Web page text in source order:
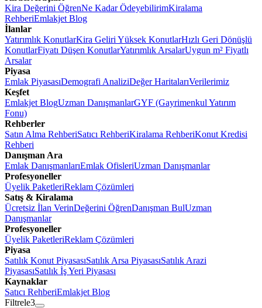
Kira Değerini ÖğrenNe Kadar ÖdeyebilirimKiralama
RehberiEmlakjet Blog
İlanlar
Yatırımlık KonutlarKira Geliri Yüksek KonutlarHızlı Geri Dönüşlü
KonutlarFiyatı Düşen KonutlarYatırımlık ArsalarUygun m² Fiyatlı
Arsalar
Piyasa
Emlak PiyasasıDemografi AnaliziDeğer HaritalarıVerilerimiz
Keşfet
Emlakjet BlogUzman DanışmanlarGYF (Gayrimenkul Yatırım
Fonu)
Rehberler
Satın Alma RehberiSatıcı RehberiKiralama RehberiKonut Kredisi
Rehberi
Danışman Ara
Emlak DanışmanlarıEmlak OfisleriUzman Danışmanlar
Profesyoneller
Üyelik PaketleriReklam Çözümleri
Satış & Kiralama
Ücretsiz İlan VerinDeğerini ÖğrenDanışman BulUzman
Danışmanlar
Profesyoneller
Üyelik PaketleriReklam Çözümleri
Piyasa
Satılık Konut PiyasasıSatılık Arsa PiyasasıSatılık Arazi
PiyasasıSatılık İş Yeri Piyasası
Kaynaklar
Satıcı RehberiEmlakjet Blog
Filtrele3